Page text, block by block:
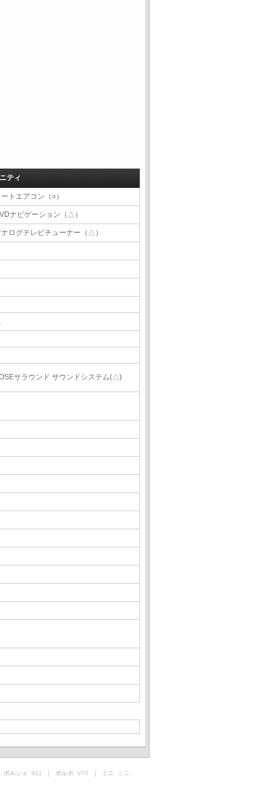
ティ
トエアコン（○）
ナビゲーション（△）
ログテレビチューナー（△）
サラウンド サウンドシステム(△)
ルシェ 911 ｜ ボルボ V70 ｜ ミニ ミニ